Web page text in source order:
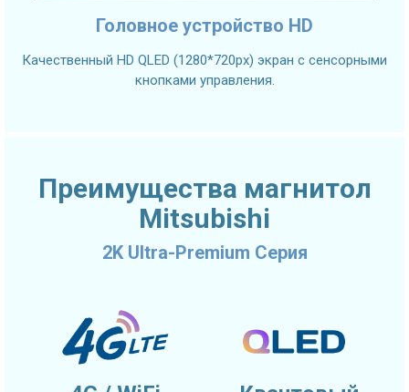
Головное устройство HD
Качественный HD QLED (1280*720px) экран с сенсорными
кнопками управления.
Преимущества магнитол
Mitsubishi
2K Ultra-Premium Серия